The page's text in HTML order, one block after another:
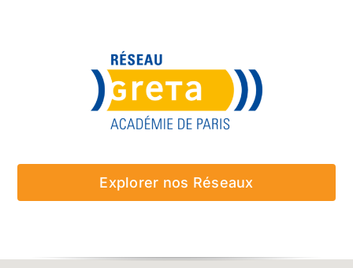
Explorer nos Réseaux